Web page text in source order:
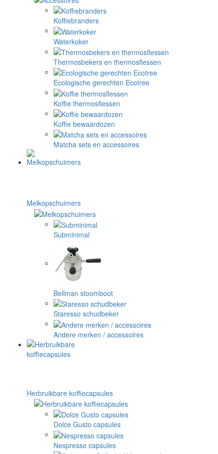
Koffiebranders
Waterkoker
Thermosbekers en thermosflessen
Ecologische gerechten Ecotree
Koffie thermosflessen
Koffie bewaardozen
Matcha sets en accessoires
Melkopschuimers
Subminimal
Bellman stoomboot
Staresso schudbeker
Andere merken / accessoires
Herbruikbare koffiecapsules
Dolce Gusto capsules
Nespresso capsules